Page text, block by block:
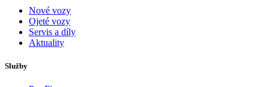
Nové vozy
Ojeté vozy
Servis a díly
Aktuality
Služby